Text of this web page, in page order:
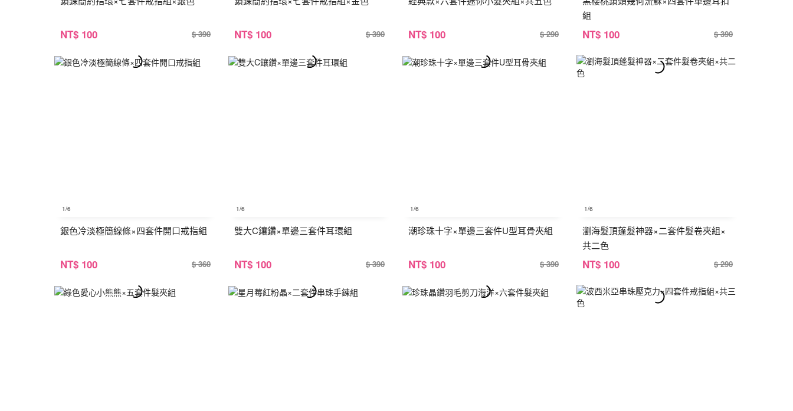
NT$ 100 $ 390 NT$ 100 $ 390 NT$ 100 $ 290
組
NT$ 100 $ 390
1/6
銀色冷淡極簡線條×四套件開口戒指組
NT$ 100 $ 360
1/6
雙大C鑲鑽×單邊三套件耳環組
NT$ 100 $ 390
1/6
潮珍珠十字×單邊三套件U型耳骨夾組
NT$ 100 $ 390
1/6
瀏海髮頂蓬髮神器×二套件髮卷夾組×
共二色
NT$ 100 $ 290